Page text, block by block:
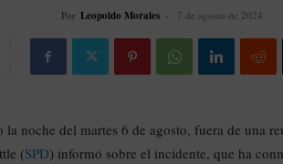
Por Leopoldo Morales - 7 de agosto de 2024
la noche del martes 6 de agosto, fuera de una
(SPD) informó sobre el incidente, que ha